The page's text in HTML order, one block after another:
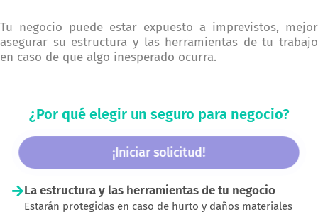
Tu negocio puede estar expuesto a imprevistos, mejor
asegurar su estructura y las herramientas de tu trabajo
en caso de que algo inesperado ocurra.
¿Por qué elegir un seguro para negocio?
¡Iniciar solicitud!
La estructura y las herramientas de tu negocio
Estarán protegidas en caso de hurto y daños materiales